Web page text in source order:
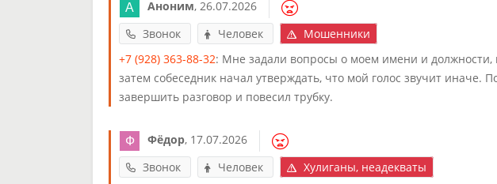
Аноним, 26.07.2026
Звонок
Человек
Мошенники
+7 (928) 363-88-32: Мне задали вопросы о моем имени и должности,
затем собеседник начал утверждать, что мой голос звучит иначе.
завершить разговор и повесил трубку.
Фёдор, 17.07.2026
Звонок
Человек
Хулиганы, неадекваты